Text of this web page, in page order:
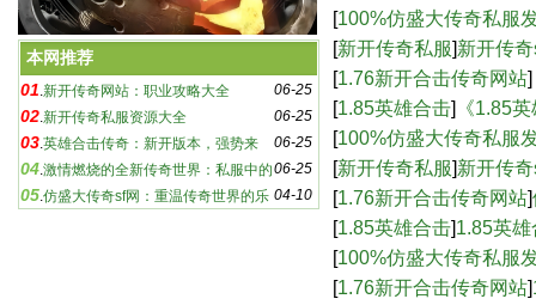
新开传奇网站：职业攻略大全
本网推荐
06-25
01.新开传奇网站：职业攻略大全
06-25
02.新开传奇私服资源大全
06-25
03.英雄合击传奇：新开版本，强势来
袭！
06-25
04.激情燃烧的全新传奇世界：私服中的
高爆率与激烈战斗
04-10
05.仿盛大传奇sf网：重温传奇世界的乐
服中的高爆率与激烈战
[100%仿盛大传奇私服
界的乐趣-仿盛大传奇sf
[新开传奇私服]新开传
奇sf：游戏玩家必知的
[1.76新开合击传奇网站]
合击版本，传奇再续-
[1.85英雄合击] 《1.85
新篇章-《1.85英雄合
[100%仿盛大传奇私服
传奇-100%仿盛大传奇
[新开传奇私服]新开传
sf下载,新开传奇sf
[1.76新开合击传奇网站]
网站，重温热血传奇
[1.85英雄合击]1.85英
[100%仿盛大传奇私服
仿盛大经典再现
[1.76新开合击传奇网站]